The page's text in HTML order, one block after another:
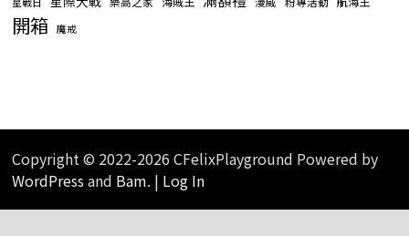
開箱 魔戒
Copyright © 2022-2026 CFelixPlayground Powered by
WordPressand Bam. | Log In